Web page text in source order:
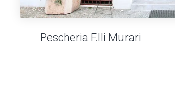
Pescheria F.lli Murari